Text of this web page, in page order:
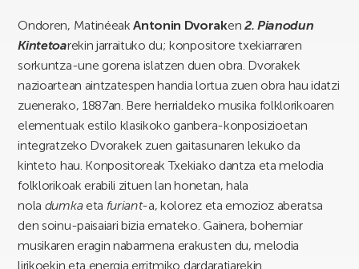
Ondoren, MatinéeakAntonin Dvoraken 2. Pianodun
Kintetoarekin jarraituko du; konpositore txekiarraren
sorkuntza-une gorena islatzen duen obra. Dvorakek
nazioartean aintzatespen handia lortua zuen obra hau idatzi
zuenerako, 1887an. Bere herrialdeko musika folklorikoaren
elementuak estilo klasikoko ganbera-konposizioetan
integratzeko Dvorakek zuen gaitasunaren lekuko da
kinteto hau. Konpositoreak Txekiako dantza eta melodia
folklorikoak erabili zituen lan honetan, hala
nola dumkaeta furiant-a, kolorez eta emozioz aberatsa
den soinu-paisaiari bizia emateko. Gainera, bohemiar
musikaren eragin nabarmena erakusten du, melodia
lirikoekin eta energia erritmiko dardaratiarekin.